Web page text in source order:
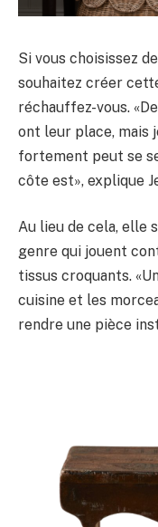
Si vous choisissez
souhaitez créer
réchauffez-vous.
ont leur place, mais
fortement peut se
côte est», explique
Au lieu de cela, elle
genre qui jouent
tissus croquants.
cuisine et les
rendre une pièce